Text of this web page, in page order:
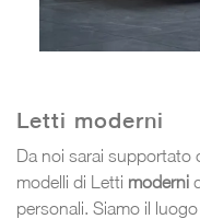
Letti moderni
Da noi sarai supportato
modelli di Letti moderni
personali. Siamo il